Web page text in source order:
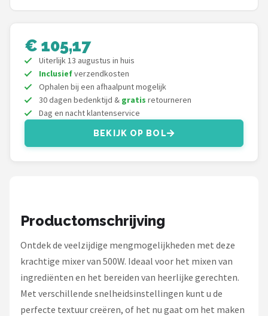
Bardi
Bartscher
Nutribullet
KitchenBrothers
€ 105,17
Uiterlijk 13 augustus in huis
Inclusiefverzendkosten
Ophalen bij een afhaalpunt mogelijk
30 dagen bedenktijd & gratis retourneren
Dag en nacht klantenservice
BEKIJK OP BOL
Productomschrijving
Ontdek de veelzijdige mengmogelijkheden met deze
krachtige mixer van 500W. Ideaal voor het mixen van
ingrediënten en het bereiden van heerlijke gerechten.
Met verschillende snelheidsinstellingen kunt u de
perfecte textuur creëren, of het nu gaat om het maken